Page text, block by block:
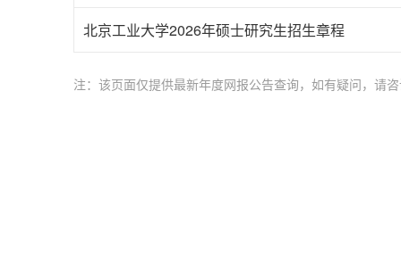
北京工业大学2026年硕士研究生招生章程
注：该页面仅提供最新年度网报公告查询，如有疑问，请咨